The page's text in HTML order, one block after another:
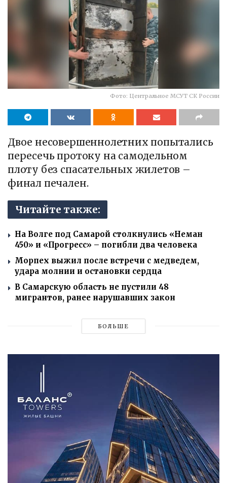
Фото: Центральное МСУТ СК России
Двое несовершеннолетних попытались
пересечь протоку на самодельном
плоту без спасательных жилетов –
финал печален.
Читайте также:
На Волге под Самарой столкнулись «Неман
450» и «Прогресс» – погибли два человека
Морпех выжил после встречи с медведем,
удара молнии и остановки сердца
В Самарскую область не пустили 48
мигрантов, ранее нарушавших закон
БОЛЬШЕ